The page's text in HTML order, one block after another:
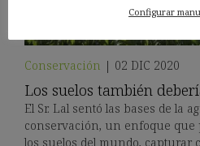
Conservación | 02 DIC 2020
Los suelos también
El Sr. Lal sentó las bases de la
conservación, un enfoque
los suelos del mundo, capturar
Configurar